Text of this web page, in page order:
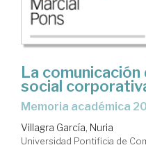
La
social
memoria académica
Villagra García, Nuria
Universidad Pontificia de